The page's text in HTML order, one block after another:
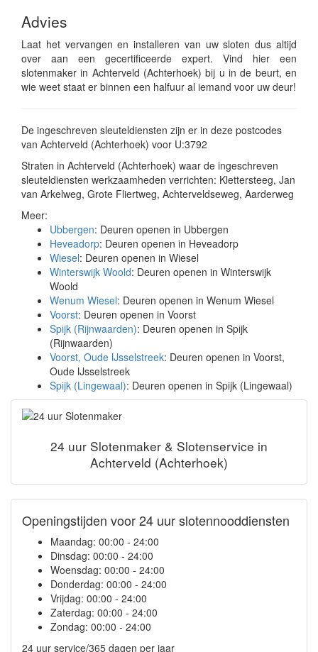
Advies
Laat het vervangen en installeren van uw sloten dus altijd
over aan een gecertificeerde expert. Vind hier een
slotenmaker in Achterveld (Achterhoek) bij u in de beurt, en
wie weet staat er binnen een halfuur al iemand voor uw deur!
De ingeschreven sleuteldiensten zijn er in deze postcodes
van Achterveld (Achterhoek) voor U:3792
Straten in Achterveld (Achterhoek) waar de ingeschreven
sleuteldiensten werkzaamheden verrichten: Klettersteeg, Jan
van Arkelweg, Grote Fliertweg, Achterveldseweg, Aarderweg
Meer:
Ubbergen: Deuren openen in Ubbergen
Heveadorp: Deuren openen in Heveadorp
Wiesel: Deuren openen in Wiesel
Winterswijk Woold: Deuren openen in Winterswijk
Woold
Wenum Wiesel: Deuren openen in Wenum Wiesel
Voorst: Deuren openen in Voorst
Spijk (Rijnwaarden): Deuren openen in Spijk
(Rijnwaarden)
Voorst, Oude IJsselstreek: Deuren openen in Voorst,
Oude IJsselstreek
Spijk (Lingewaal): Deuren openen in Spijk (Lingewaal)
24 uur Slotenmaker & Slotenservice in
Achterveld (Achterhoek)
Openingstijden voor 24 uur slotennooddiensten
Maandag: 00:00 - 24:00
Dinsdag: 00:00 - 24:00
Woensdag: 00:00 - 24:00
Donderdag: 00:00 - 24:00
Vrijdag: 00:00 - 24:00
Zaterdag: 00:00 - 24:00
Zondag: 00:00 - 24:00
24 uur service/365 dagen per jaar